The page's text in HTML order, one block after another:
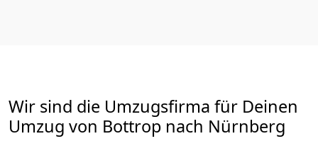
Wir sind die Umzugsfirma für Deinen
Umzug von Bottrop nach Nürnberg